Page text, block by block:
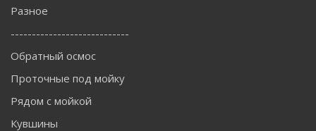
Разное
----------------------------
Обратный осмос
Проточные под мойку
Рядом с мойкой
Кувшины